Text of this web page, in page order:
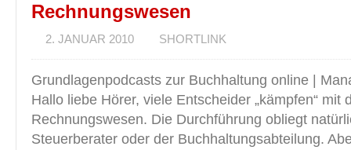
Rechnungswesen
2. JANUAR 2010 SHORTLINK
Grundlagenpodcasts zur Buchhaltung online |
Hallo liebe Hörer, viele Entscheider „kämpfen“ mit
Rechnungswesen. Die Durchführung obliegt
Steuerberater oder der Buchhaltungsabteilung.